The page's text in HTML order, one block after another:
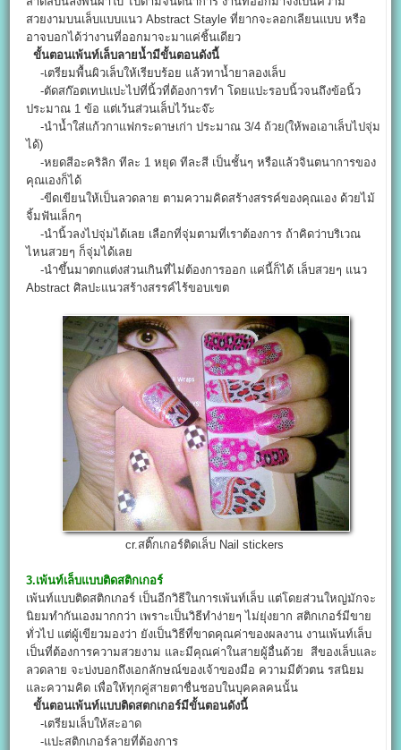
สวยงามบนเล็บแบบแนว Abstract Stayle ที่ยากจะลอกเลียนแบบ หรือ
อาจบอกได้ว่างานที่ออกมาจะมาแค่ชิ้นเดียว
ขั้นตอนเพ้นท์เล็บลายน้ำมีขั้นตอนดังนี้
-เตรียมพื้นผิวเล็บให้เรียบร้อย แล้วทาน้ำยาลองเล็บ
-ตัดสก๊อตเทปแปะไปที่นิ้วที่ต้องการทำ โดยแปะรอบนิ้วจนถึงข้อนิ้ว
ประมาณ 1 ข้อ แต่เว้นส่วนเล็บไว้นะจ๊ะ
-นำน้ำใส่แก้วกาแฟกระดาษเก่า ประมาณ 3/4 ถ้วย(ให้พอเอาเล็บไปจุ่ม
ได้)
-หยดสีอะคริลิก ทีละ 1 หยุด ทีละสี เป็นชั้นๆ หรือแล้วจินตนาการของ
คุณเองก็ได้
-ขีดเขียนให้เป็นลวดลาย ตามความคิดสร้างสรรค์ของคุณเอง ด้วยไม้
จิ้มฟันเล็กๆ
-นำนิ้วลงไปจุ่มได้เลย เลือกที่จุ่มตามที่เราต้องการ ถ้าคิดว่าบริเวณ
ไหนสวยๆ ก็จุ่มได้เลย
-นำขึ้นมาตกแต่งส่วนเกินที่ไม่ต้องการออก แค่นี้ก็ได้ เล็บสวยๆ แนว
Abstract ศิลปะแนวสร้างสรรค์ไร้ขอบเขต
cr.สติ๊กเกอร์ติดเล็บ Nail stickers
3.เพ้นท์เล็บแบบติดสติกเกอร์
เพ้นท์แบบติดสติกเกอร์ เป็นอีกวิธีในการเพ้นท์เล็บ แต่โดยส่วนใหญ่มักจะ
นิยมทำกันเองมากกว่า เพราะเป็นวิธีทำง่ายๆ ไม่ยุ่งยาก สติกเกอร์มีขาย
ทั่วไป แต่ผู้เขียวมองว่า ยังเป็นวิธีที่ขาดคุณค่าของผลงาน งานเพ้นท์เล็บ
เป็นที่ต้องการความสวยงาม และมีคุณค่าในสายผู้อื่นด้วย สีของเล็บและ
ลวดลาย จะบ่งบอกถึงเอกลักษณ์ของเจ้าของมือ ความมีตัวตน รสนิยม
และความคิด เพื่อให้ทุกคู่สายตาชื่นชอบในบุคคลคนนั้น
ขั้นตอนเพ้นท์แบบติดสตกเกอร์มีขั้นตอนดังนี้
-เตรียมเล็บให้สะอาด
-แปะสติกเกอร์ลายที่ต้องการ